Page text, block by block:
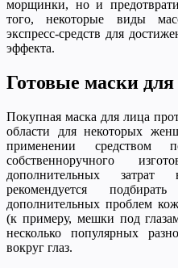
морщинки, но и
того, некоторые виды
экспресс-средств для
эффекта.
Готовые маски для
Покупная маска для лица
области для некоторых
применении
собственноручного
дополнительных
рекомендуется
дополнительных проблем
(к примеру, мешки под
несколько популярных
вокруг глаз.